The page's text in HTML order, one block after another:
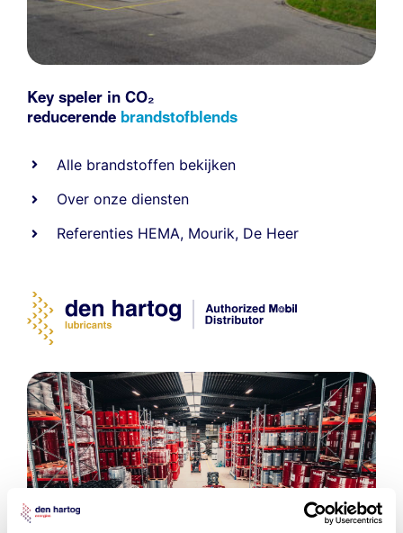
Key speler in CO₂
reducerende brandstofblends
Alle brandstoffen bekijken
Over onze diensten
Referenties HEMA, Mourik, De Heer